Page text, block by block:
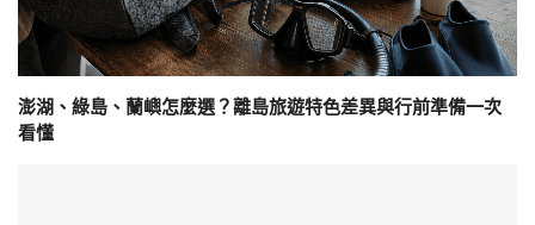
澎湖、綠島、蘭嶼怎麼選？離島旅遊特色差異與行前準備一次
看懂